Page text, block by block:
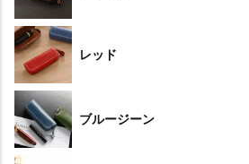
レッド
ブルージーン